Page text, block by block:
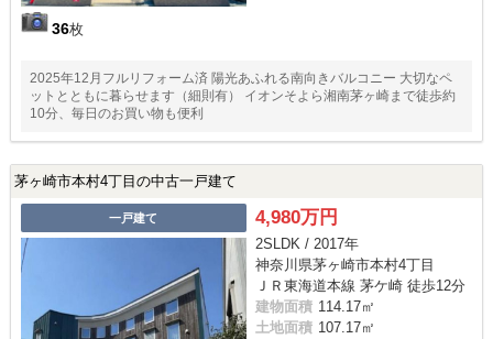
36枚
2025年12月フルリフォーム済 陽光あふれる南向きバルコニー 大切なペ
ットとともに暮らせます（細則有） イオンそよら湘南茅ヶ崎まで徒歩約
10分、毎日のお買い物も便利
茅ヶ崎市本村4丁目の中古一戸建て
一戸建て 4,980万円
2SLDK / 2017年
神奈川県茅ヶ崎市本村4丁目
ＪＲ東海道本線 茅ケ崎 徒歩12分
建物面積 114.17㎡
土地面積 107.17㎡